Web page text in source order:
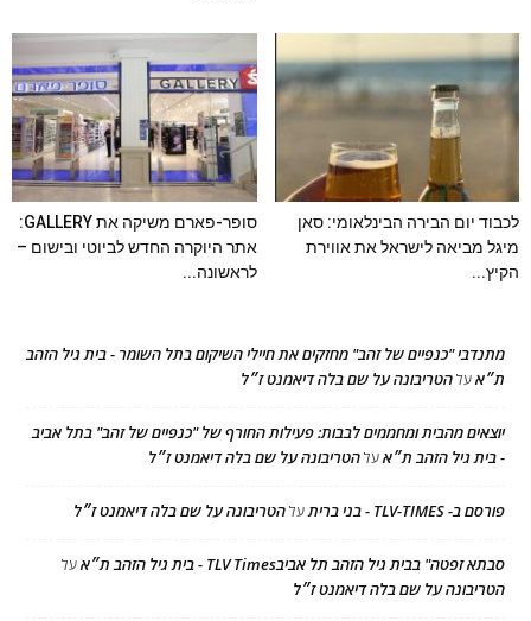
לכבוד יום הבירה הבינלאומי: סאן
מיגל מביאה לישראל את אווירת
הקיץ...
סופר-פארם משיקה את GALLERY:
אתר היוקרה החדש לביוטי ובישום –
לראשונה...
מתנדבי "כנפיים של זהב" מחזקים את חיילי השיקום בתל השומר - בית גיל הזהב
ת״אעלהטריבונה על שם בלה דיאמנט ז״ל
יוצאים מהבית ומחממים לבבות: פעילות החורף של "כנפיים של זהב" בתל אביב
- בית גיל הזהב ת״אעלהטריבונה על שם בלה דיאמנט ז״ל
פורסם ב- TLV-TIMES - בני ברית עלהטריבונה על שם בלה דיאמנט ז״ל
סבתא זפטה" בבית גיל הזהב תל אביבTLV Times - בית גיל הזהב ת״א על
הטריבונה על שם בלה דיאמנט ז״ל